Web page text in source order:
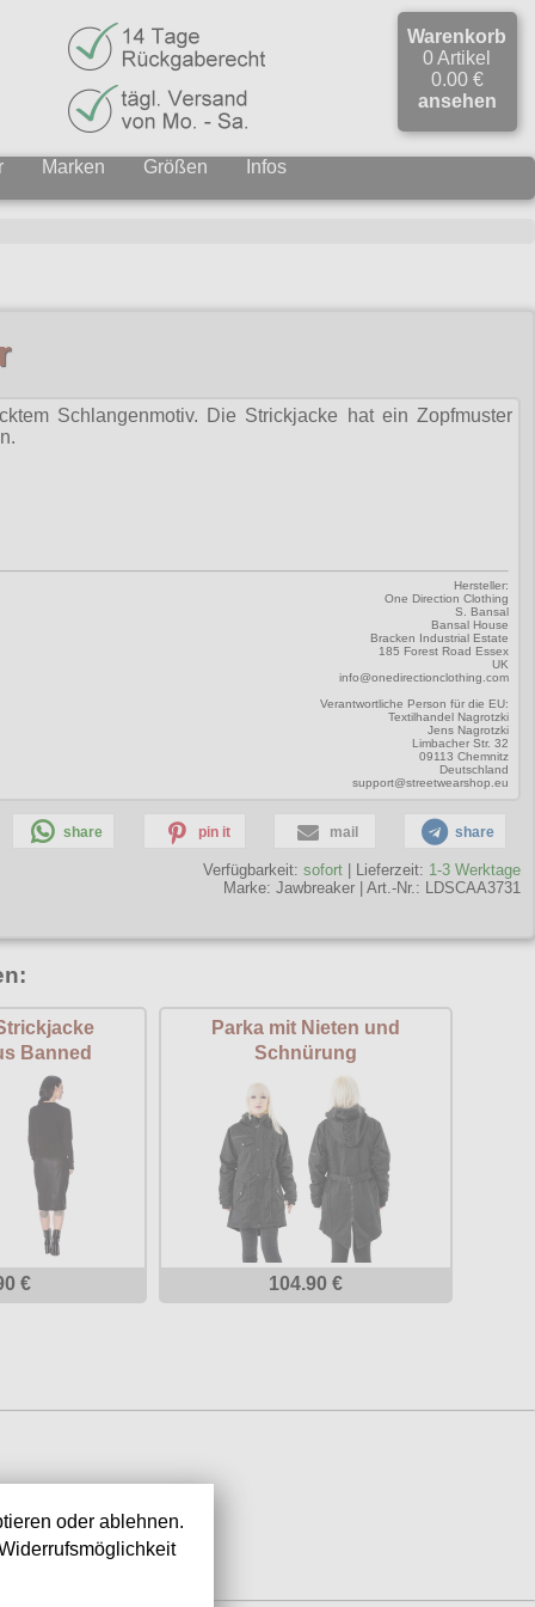
Warenkorb
0 Artikel
0.00 €
ansehen
Marken Größen Infos
Schlangenmotiv. Die Strickjacke hat ein Zopfmuster
Hersteller:
One Direction Clothing
S. Bansal
Bansal House
Bracken Industrial Estate
185 Forest Road Essex
UK
info@onedirectionclothing.com
Verantwortliche Person für die EU:
Textilhandel Nagrotzki
Jens Nagrotzki
Limbacher Str. 32
09113 Chemnitz
Deutschland
support@streetwearshop.eu
share pin it mail share
Verfügbarkeit: sofort | Lieferzeit: 1-3 Werktage
Marke: Jawbreaker Art.-Nr.: LDSCAA3731
Banned
€
Parka mit Nieten und
Schnürung
104.90 €
oder ablehnen.